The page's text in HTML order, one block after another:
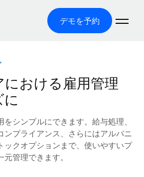
デモを予約
処理
対応の給与処理を手軽に
（EOR）
コストをかけずに実現
雇用支援を検索する
おける雇用管理
に
シンプルにできます。給与処理、
ンプライアンス、さらにはアルバニ
ックオプションまで、使いやすいプ
管理できます。